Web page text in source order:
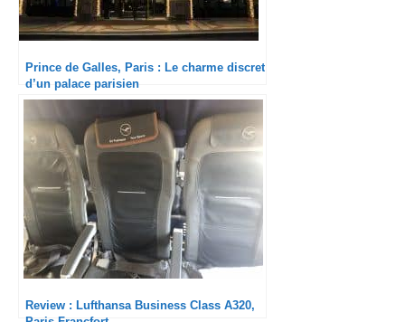
Prince de Galles, Paris : Le charme discret
d’un palace parisien
Review : Lufthansa Business Class A320,